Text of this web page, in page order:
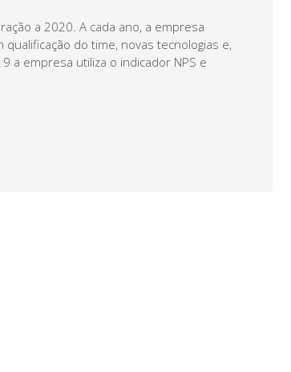
a 2020. A cada ano, a empresa
do time, novas tecnologias e,
a empresa utiliza o indicador NPS e